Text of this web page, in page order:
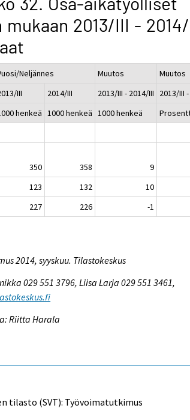
mukaan 2013/III -
Neljännes Muutos
Muutos
III
2014/III 2013/III - 2014/III
2013/III
henkeä 1000 henkeä 1000 henkeä
350 358 9
123 132 10
227 226 -1
2014, syyskuu. Tilastokeskus
029 551 3796, Liisa Larja 029 551 3461,
Riitta Harala
tilasto (SVT): Työvoimatutkimus